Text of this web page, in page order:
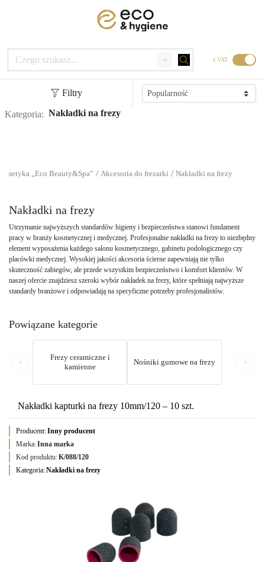
z VAT
Filtry
Kategoria: Nakładki na frezy
Nakładki na frezy
/
Akcesoria do frezarki
/
„Eco Beauty&Spa”
Nakładki na frezy
Utrzymanie najwyższych standardów higieny i bezpieczeństwa stanowi fundament
pracy w branży kosmetycznej i medycznej. Profesjonalne nakładki na frezy to niezbędny
element wyposażenia każdego salonu kosmetycznego, gabinetu podologicznego czy
placówki medycznej. Wysokiej jakości akcesoria ścierne zapewniają nie tylko
skuteczność zabiegów, ale przede wszystkim bezpieczeństwo i komfort klientów. W
naszej ofercie znajdziesz szeroki wybór nakładek na frezy, które spełniają najwyższe
standardy branżowe i odpowiadają na specyficzne potrzeby profesjonalistów.
Powiązane kategorie
‹
Frezy ceramiczne i
kamienne
Nośniki gumowe na frezy ›
Nakładki kapturki na frezy 10mm/120 – 10 szt.
Producent:Inny producent
Marka:Inna marka
Kod produktu:K/088/120
Kategoria:Nakładki na frezy